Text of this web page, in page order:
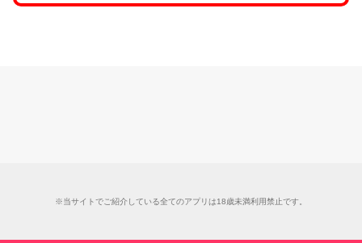
※当サイトでご紹介している全てのアプリは18歳未満利用禁止です。